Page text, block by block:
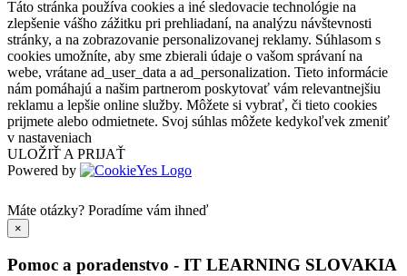
Táto stránka používa cookies a iné sledovacie technológie na
zlepšenie vášho zážitku pri prehliadaní, na analýzu návštevnosti
stránky, a na zobrazovanie personalizovanej reklamy. Súhlasom s
cookies umožníte, aby sme zbierali údaje o vašom správaní na
webe, vrátane ad_user_data a ad_personalization. Tieto informácie
nám pomáhajú a našim partnerom poskytovať vám relevantnejšiu
reklamu a lepšie online služby. Môžete si vybrať, či tieto cookies
prijmete alebo odmietnete. Svoj súhlas môžete kedykoľvek zmeniť
v nastaveniach
ULOŽIŤ A PRIJAŤ
Powered by
Máte otázky? Poradíme vám ihneď
×
Pomoc a poradenstvo - IT LEARNING SLOVAKIA